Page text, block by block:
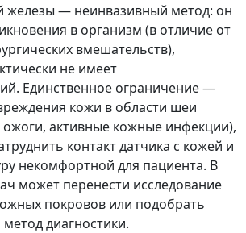
— неинвазивный метод: он
в организм (в отличие от
вмешательств),
не имеет
Единственное ограничение —
кожи в области шеи
активные кожные инфекции),
контакт датчика с кожей и
некомфортной для пациента. В
может перенести исследование
покровов или подобрать
диагностики.